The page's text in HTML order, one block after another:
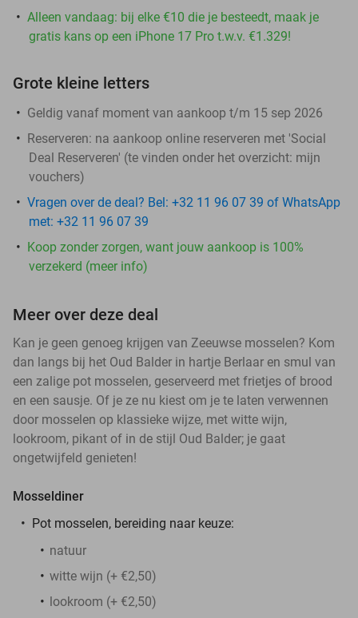
Alleen vandaag: bij elke €10 die je besteedt, maak je
gratis kans op een iPhone 17 Pro t.w.v. €1.329!
Grote kleine letters
Geldig vanaf moment van aankoop t/m 15 sep 2026
Reserveren: na aankoop online reserveren met 'Social
Deal Reserveren' (te vinden onder het overzicht: mijn
vouchers)
Vragen over de deal? Bel: +32 11 96 07 39 of WhatsApp
met: +32 11 96 07 39
Koop zonder zorgen, want jouw aankoop is 100%
verzekerd (meer info)
Meer over deze deal
Kan je geen genoeg krijgen van Zeeuwse mosselen? Kom
dan langs bij het Oud Balder in hartje Berlaar en smul van
een zalige pot mosselen, geserveerd met frietjes of brood
en een sausje. Of je ze nu kiest om je te laten verwennen
door mosselen op klassieke wijze, met witte wijn,
lookroom, pikant of in de stijl Oud Balder; je gaat
ongetwijfeld genieten!
Mosseldiner
Pot mosselen, bereiding naar keuze:
natuur
witte wijn (+ €2,50)
lookroom (+ €2,50)